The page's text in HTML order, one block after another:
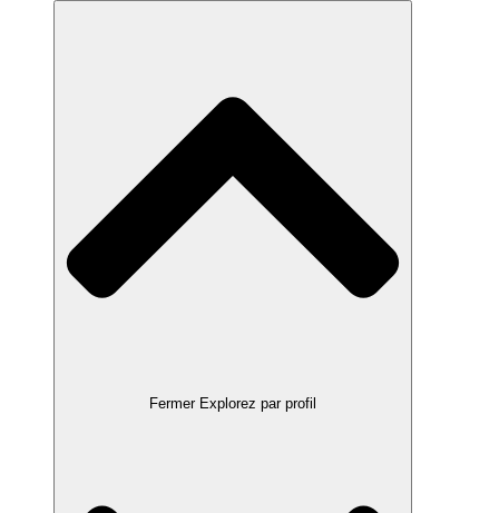
Fermer Explorez par profil